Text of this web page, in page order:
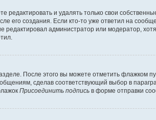
и удалять только свои
его создания. Если кто-то уже ответил на
администратор или модератор,
После этого вы можете отметить флажком
сделав соответствующий выбор в
Присоединить подпись в форме отправки